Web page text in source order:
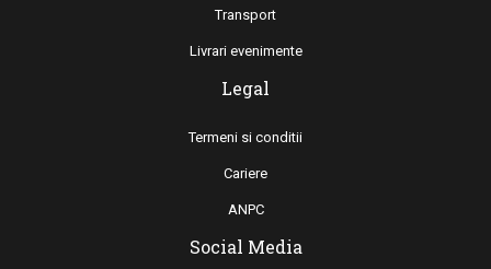
Transport
Livrari evenimente
Legal
Termeni si conditii
Cariere
ANPC
Social Media